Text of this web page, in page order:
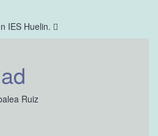
IES Huelin.
Ruiz